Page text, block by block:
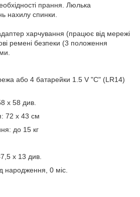
прання. Люлька
нахилу спинки.
харчування (працює від мережі
ремені безпеки (3 положення
або 4 батарейки 1.5 V "C" (LR14)
х 58 див.
72 х 43 см
до 15 кг
х 13 див.
народження, 0 міс.